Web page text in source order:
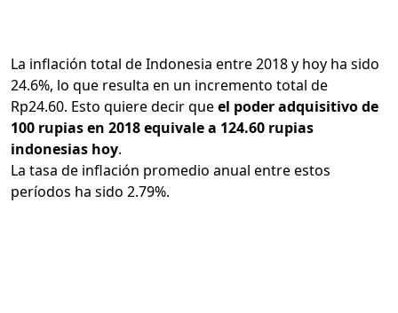
La inflación total de Indonesia entre 2018 y hoy ha sido
24.6%, lo que resulta en un incremento total de
Rp24.60. Esto quiere decir queel poder adquisitivo de
100 rupias en 2018 equivale a 124.60 rupias
indonesias hoy.
La tasa de inflación promedio anual entre estos
períodos ha sido 2.79%.